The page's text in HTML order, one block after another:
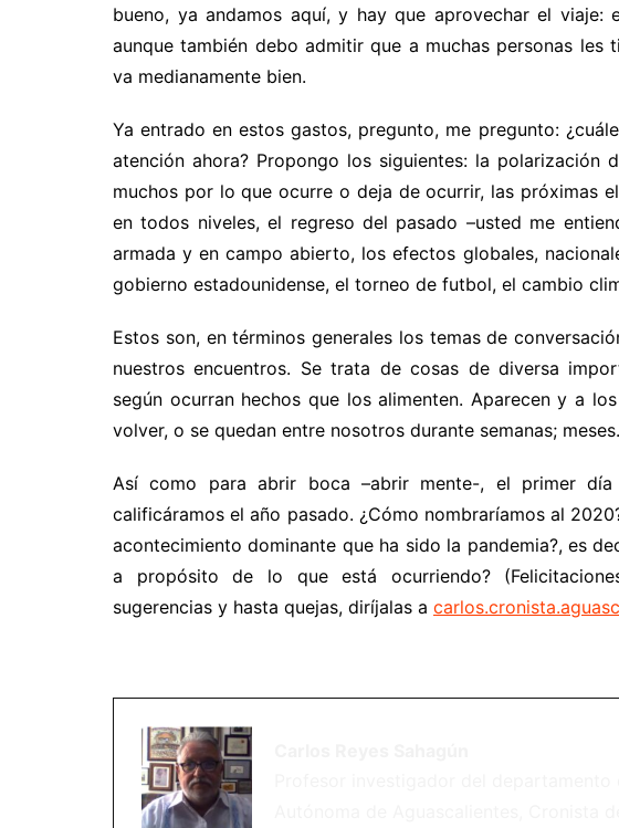
bueno, ya andamos aquí, y hay que aprovechar el viaje:
aunque también debo admitir que a muchas personas les
va medianamente bien.
Ya entrado en estos gastos, pregunto, me pregunto:
atención ahora? Propongo los siguientes: la polarización
muchos por lo que ocurre o deja de ocurrir, las próximas
en todos niveles, el regreso del pasado –usted me
armada y en campo abierto, los efectos globales,
gobierno estadounidense, el torneo de futbol, el cambio
Estos son, en términos generales los temas de
nuestros encuentros. Se trata de cosas de diversa
según ocurran hechos que los alimenten. Aparecen y a
volver, o se quedan entre nosotros durante semanas; meses.
Así como para abrir boca –abrir mente-, el primer
calificáramos el año pasado. ¿Cómo nombraríamos al
acontecimiento dominante que ha sido la pandemia?, es
a propósito de lo que está ocurriendo?
sugerencias y hasta quejas, diríjalas a